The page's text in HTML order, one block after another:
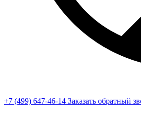
+7 (499) 647-46-14 Заказать обратный